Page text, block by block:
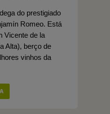
do prestigiado
Romeo. Está
Vicente de la
Alta), berço de
vinhos da